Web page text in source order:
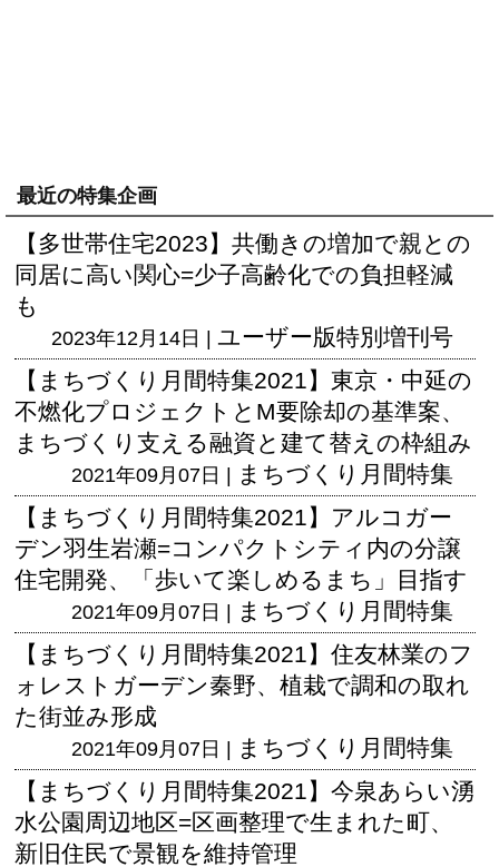
最近の特集企画
【多世帯住宅2023】共働きの増加で親との
同居に高い関心=少子高齢化での負担軽減
も
2023年12月14日 | ユーザー版特別増刊号
【まちづくり月間特集2021】東京・中延の
不燃化プロジェクトとM要除却の基準案、
まちづくり支える融資と建て替えの枠組み
2021年09月07日 | まちづくり月間特集
【まちづくり月間特集2021】アルコガー
デン羽生岩瀬=コンパクトシティ内の分譲
住宅開発、「歩いて楽しめるまち」目指す
2021年09月07日 | まちづくり月間特集
【まちづくり月間特集2021】住友林業のフ
ォレストガーデン秦野、植栽で調和の取れ
た街並み形成
2021年09月07日 | まちづくり月間特集
【まちづくり月間特集2021】今泉あらい湧
水公園周辺地区=区画整理で生まれた町、
新旧住民で景観を維持管理